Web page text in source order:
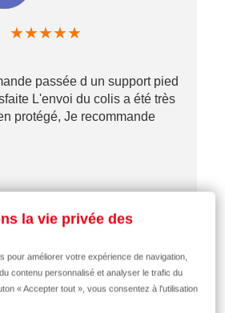
★★★★★
passée d un support pied
L'envoi du colis a été très
protégé, Je recommande
la vie privée des
pour améliorer votre expérience de navigation,
contenu personnalisé et analyser le trafic du
« Accepter tout », vous consentez à l'utilisation